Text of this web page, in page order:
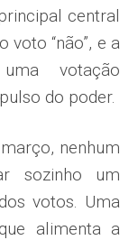
central
voto “não”, e a
votação
do poder.
nenhum
sozinho um
votos. Uma
alimenta a